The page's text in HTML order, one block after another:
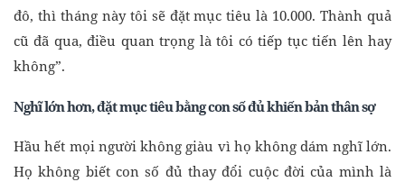
đô, thì tháng này tôi sẽ đặt mục tiêu là 10.000. Thành quả
cũ đã qua, điều quan trọng là tôi có tiếp tục tiến lên hay
không”.
Nghĩ lớn hơn, đặt mục tiêu bằng con số đủ khiến bản thân sợ
Hầu hết mọi người không giàu vì họ không dám nghĩ lớn.
Họ không biết con số đủ thay đổi cuộc đời của mình là